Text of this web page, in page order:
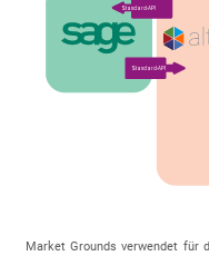
Market Grounds verwendet für